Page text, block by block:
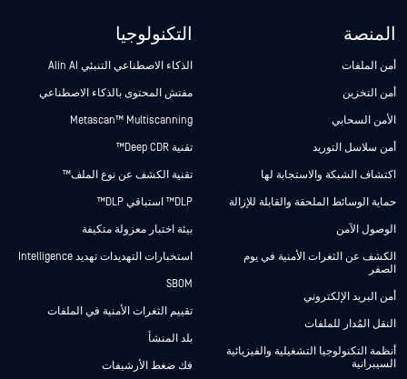
المنصة
أمن الملفات
أمن التخزين
الأمن السحابي
أمن سلاسل التوريد
اكتشاف الشبكة والاستجابة لها
حماية الوسائط الملحقة والقابلة للإزالة
الوصول الآمن
الكشف عن الثغرات الأمنية في يوم
الصفر
أمن البريد الإلكتروني
النقل المُدار للملفات
أنظمة التكنولوجيا التشغيلية والفيزيائية
السيبرانية
التكنولوجيا
الذكاء الاصطناعي التنبئي Alin AI
مفتش المحتوى بالذكاء الاصطناعي
Metascan™ Multiscanning
تقنية Deep CDR™
تقنية الكشف عن نوع الملف™
DLP™ استباقي DLP™
بيئة اختبار معزولة متكيفة
استخبارات التهديدات تهديد Intelligence
SBOM
تقييم الثغرات الأمنية في الملفات
بلد المنشأ
فك ضغط الأرشيفات